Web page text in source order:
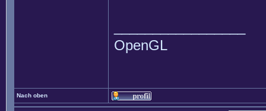
OpenGL
Nach oben